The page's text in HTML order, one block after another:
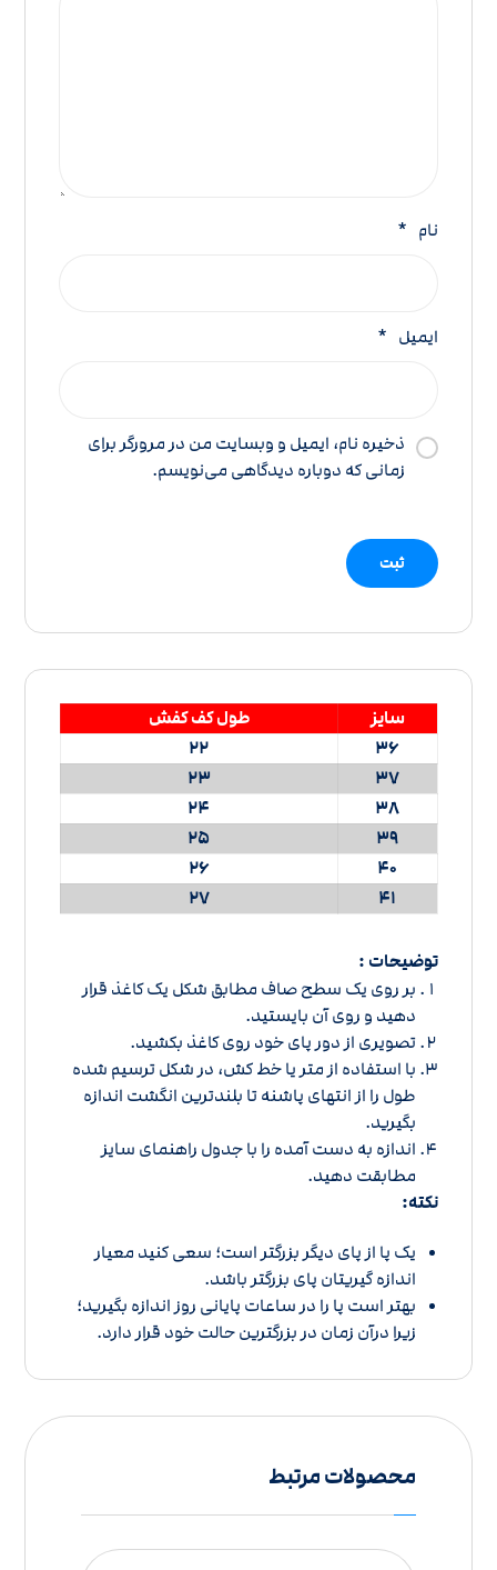
نام *
ایمیل *
ذخیره نام، ایمیل و وبسایت من در مرورگر برای
زمانی که دوباره دیدگاهی می‌نویسم.
سایز
طول کف کفش
36
22
37
23
38
24
39
25
40
26
41
27
توضیحات :
بر روی یک سطح صاف مطابق شکل یک کاغذ قرار
دهید و روی آن بایستید.
تصویری از دور پای خود روی کاغذ بکشید.
با استفاده از متر یا خط کش، در شکل ترسیم شده
طول را از انتهای پاشنه تا بلندترین انگشت اندازه
بگیرید.
اندازه به دست آمده را باجدول راهنمای سایز
مطابقت دهید.
نکته:
یک پا از پای دیگر بزرگتر است؛ سعی کنید معیار
اندازه گیریتان پای بزرگتر باشد.
بهتر است پا را در ساعات پایانی روز اندازه بگیرید؛
زیرا درآن زمان در بزرگترین حالت خود قرار دارد.
محصولات مرتبط